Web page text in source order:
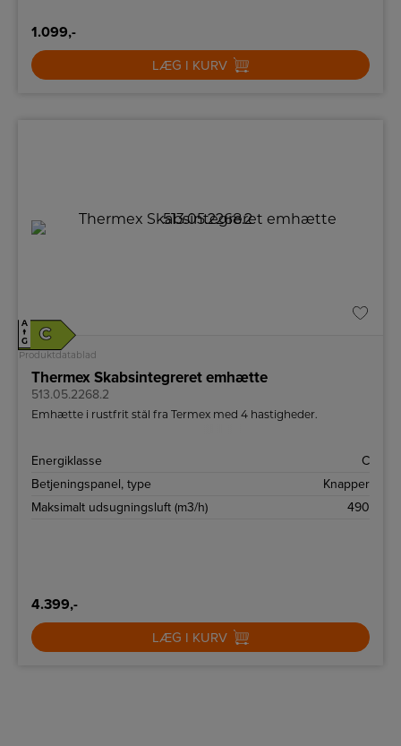
1.099,-
LÆG I KURV
A
↑
G
C
Produktdatablad
Thermex Skabsintegreret emhætte
513.05.2268.2
Emhætte i rustfrit stål fra Termex med 4 hastigheder.
Energiklasse
C
Betjeningspanel, type
Knapper
Maksimalt udsugningsluft (m3/h)
490
4.399,-
LÆG I KURV